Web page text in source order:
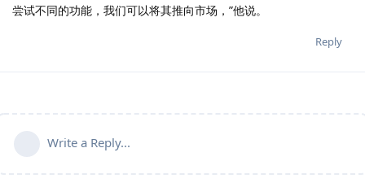
尝试不同的功能，我们可以将其推向市场，”他说。
Reply
Write a Reply...